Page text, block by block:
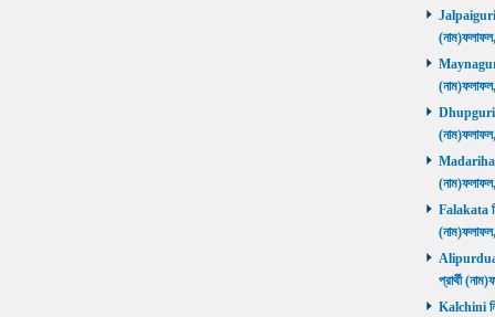
Jalpaiguri
Maynaguri
Dhupguri
Madarihat
Falakata
প্রার্থী
Kalchini